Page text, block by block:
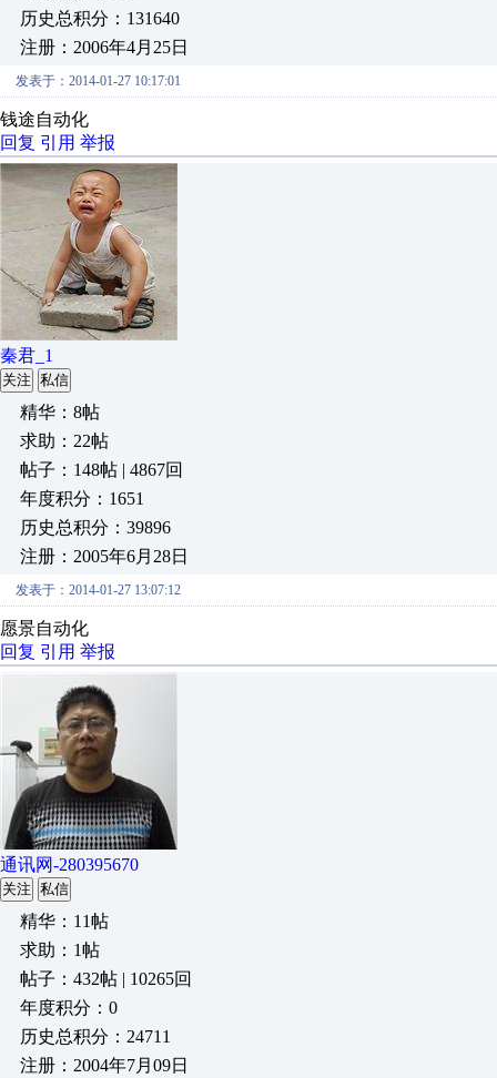
历史总积分：131640
注册：2006年4月25日
发表于：2014-01-27 10:17:01
钱途自动化
回复 引用 举报
秦君_1
关注 私信
精华：8帖
求助：22帖
帖子：148帖 | 4867回
年度积分：1651
历史总积分：39896
注册：2005年6月28日
发表于：2014-01-27 13:07:12
愿景自动化
回复 引用 举报
通讯网-280395670
关注 私信
精华：11帖
求助：1帖
帖子：432帖 | 10265回
年度积分：0
历史总积分：24711
注册：2004年7月09日